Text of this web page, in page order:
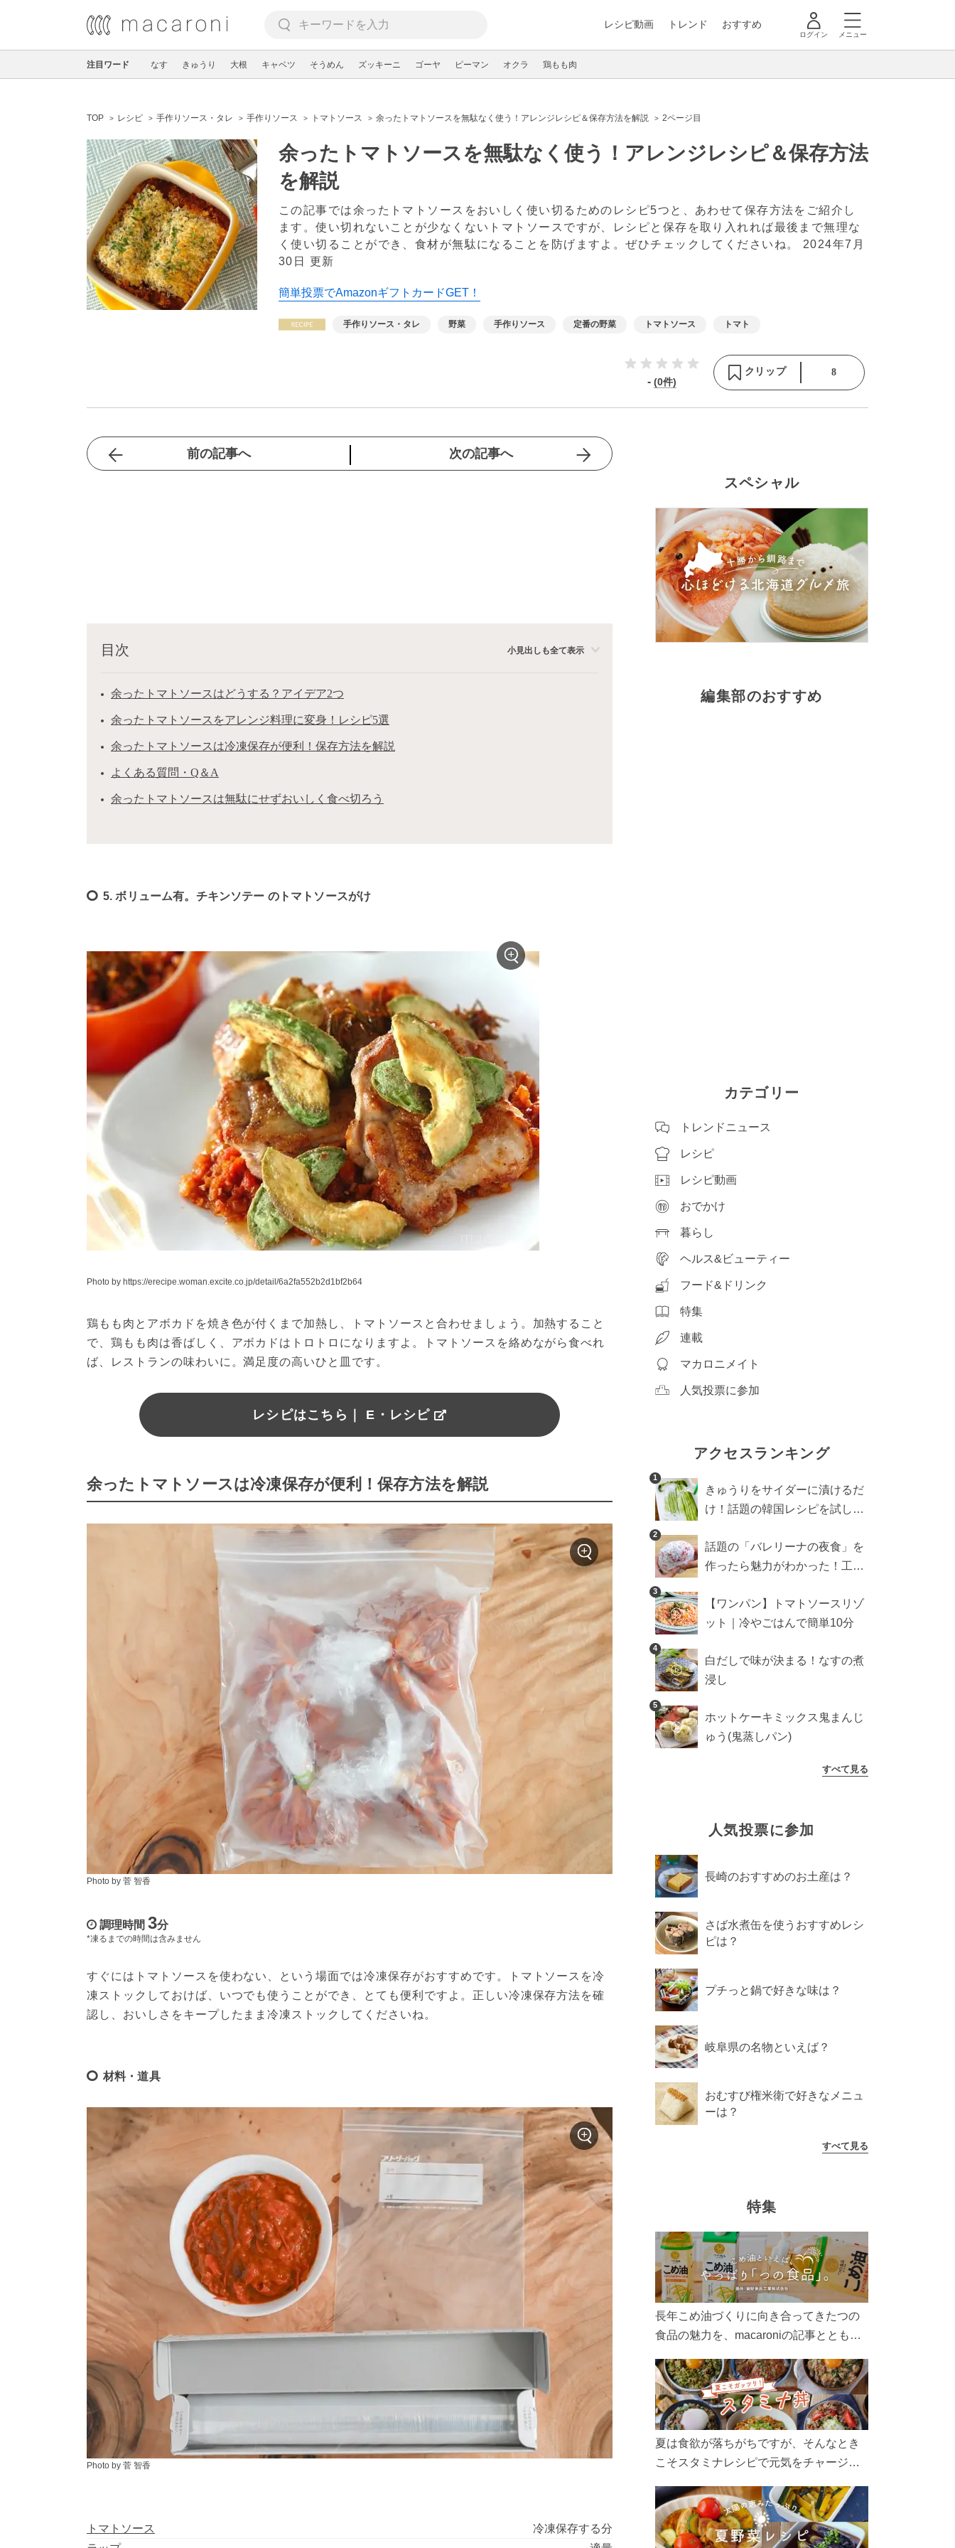
レシピ動画 トレンド おすすめ
ログイン メニュー
注目ワード なす きゅうり 大根 キャベツ そうめん ズッキーニ ゴーヤ ピーマン オクラ 鶏もも肉
TOP レシピ 手作りソース・タレ 手作りソース トマトソース 余ったトマトソースを無駄なく使う！アレンジレシピ＆保存方法を解説 2ページ目
余ったトマトソースを無駄なく使う！アレンジレシピ＆保存方法
を解説
この記事では余ったトマトソースをおいしく使い切るためのレシピ5つと、あわせて保存方法をご紹介し
ます。使い切れないことが少なくないトマトソースですが、レシピと保存を取り入れれば最後まで無理な
く使い切ることができ、食材が無駄になることを防げますよ。ぜひチェックしてくださいね。 2024年7月
30日 更新
簡単投票でAmazonギフトカードGET！
手作りソース・タレ 野菜 手作りソース 定番の野菜 トマトソース トマト
- (0件)
クリップ 8
前の記事へ 次の記事へ
目次 小見出しも全て表示
余ったトマトソースはどうする？アイデア2つ
余ったトマトソースをアレンジ料理に変身！レシピ5選
余ったトマトソースは冷凍保存が便利！保存方法を解説
よくある質問・Q＆A
余ったトマトソースは無駄にせずおいしく食べ切ろう
5. ボリューム有。チキンソテー のトマトソースがけ
Photo by https://erecipe.woman.excite.co.jp/detail/6a2fa552b2d1bf2b64
鶏もも肉とアボカドを焼き色が付くまで加熱し、トマトソースと合わせましょう。加熱すること
で、鶏もも肉は香ばしく、アボカドはトロトロになりますよ。トマトソースを絡めながら食べれ
ば、レストランの味わいに。満足度の高いひと皿です。
レシピはこちら｜ E・レシピ
余ったトマトソースは冷凍保存が便利！保存方法を解説
Photo by 菅 智香
調理時間 3分
*凍るまでの時間は含みません
すぐにはトマトソースを使わない、という場面では冷凍保存がおすすめです。トマトソースを冷
凍ストックしておけば、いつでも使うことができ、とても便利ですよ。正しい冷凍保存方法を確
認し、おいしさをキープしたまま冷凍ストックしてくださいね。
材料・道具
Photo by 菅 智香
トマトソース
冷凍保存する分
スペシャル
編集部のおすすめ
カテゴリー
トレンドニュース
レシピ
レシピ動画
おでかけ
暮らし
ヘルス&ビューティー
フード&ドリンク
特集
連載
マカロニメイト
人気投票に参加
アクセスランキング
1
きゅうりをサイダーに漬けるだ
け！話題の韓国レシピを試した
2
話題の「バレリーナの夜食」を
作ったら魅力がわかった！工程
3
【ワンパン】トマトソースリゾ
ット｜冷やごはんで簡単10分
4
白だしで味が決まる！なすの煮
浸し
5
ホットケーキミックス鬼まんじ
ゅう(鬼蒸しパン)
すべて見る
人気投票に参加
長崎のおすすめのお土産は？
さば水煮缶を使うおすすめレシ
ピは？
プチっと鍋で好きな味は？
岐阜県の名物といえば？
おむすび権米衛で好きなメニュ
ーは？
すべて見る
特集
長年こめ油づくりに向き合ってきたつの
食品の魅力を、macaroniの記事とともに
ん、製造現場や品質へのこだわりまで。
こめ油をもっと好きになるコンテンツを
ぜひお楽しみください。
夏は食欲が落ちがちですが、そんなとき
こそスタミナレシピで元気をチャージ！
リ食べて、夏バテを吹き飛ばしましょ
う！